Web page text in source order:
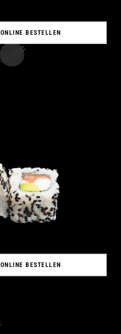
ONLINE BESTELLEN
ONLINE BESTELLEN